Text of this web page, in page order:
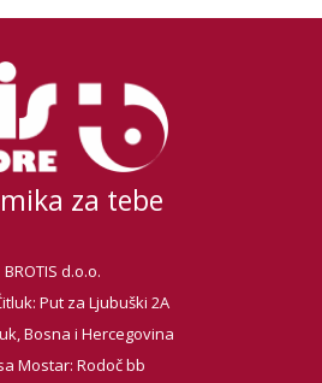
za tebe
BROTIS d.o.o.
Put za Ljubuški 2A
Bosna i Hercegovina
Mostar: Rodoč bb